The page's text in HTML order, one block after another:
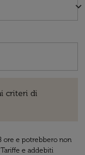
keyboard_arrow_down
criteri di
ore e potrebbero non
e addebiti